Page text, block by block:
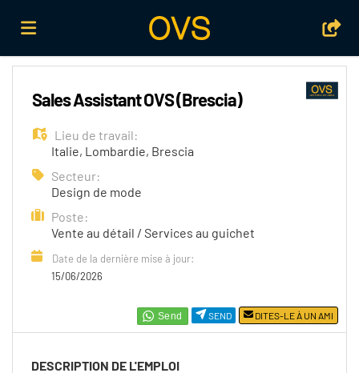
Emplois
Déposez
EN
SEND DITES-LE À UN AMI
Sales Assistant OVS (Brescia)
Lieu de travail:
Italie, Lombardie, Brescia
Secteur:
Design de mode
Poste:
Vente au détail / Services au guichet
Date de la dernière mise à jour:
15/06/2026
DESCRIPTION DE L'EMPLOI